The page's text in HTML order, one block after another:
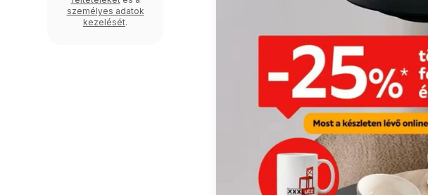
személyes adatok
kezelését.